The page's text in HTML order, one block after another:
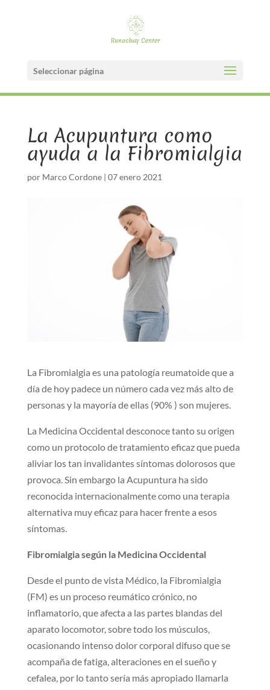
Seleccionar página
La Acupuntura como
ayuda a la Fibromialgia
por Marco Cordone| 07 enero 2021
La Fibromialgia es una patología reumatoide que a
día de hoy padece un número cada vez más alto de
personas y la mayoría de ellas (90% ) son mujeres.
La Medicina Occidental desconoce tanto su origen
como un protocolo de tratamiento eficaz que pueda
aliviar los tan invalidantes síntomas dolorosos que
provoca. Sin embargo la Acupuntura ha sido
reconocida internacionalmente como una terapia
alternativa muy eficaz para hacer frente a esos
síntomas.
Fibromialgia según la Medicina Occidental
Desde el punto de vista Médico, la Fibromialgia
(FM) es un proceso reumático crónico, no
inflamatorio, que afecta a las partes blandas del
aparato locomotor, sobre todo los músculos,
ocasionando intenso dolor corporal difuso que se
acompaña de fatiga, alteraciones en el sueño y
cefalea, por lo tanto sería más apropiado llamarla